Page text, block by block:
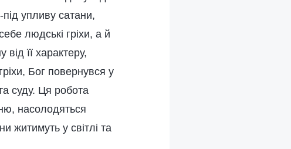
упливу сатани,
людські гріхи, а й
її характеру,
Бог повернувся у
суду. Ця робота
насолодяться
житимуть у світлі та